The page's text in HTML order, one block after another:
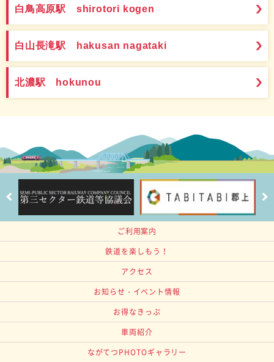
白鳥高原駅 shirotori kogen
白山長滝駅 hakusan nagataki
北濃駅 hokunou
ご利用案内
鉄道を楽しもう！
アクセス
お知らせ・イベント情報
お得なきっぷ
車両紹介
ながてつPHOTOギャラリー